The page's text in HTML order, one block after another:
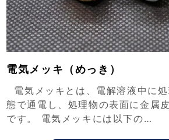
電気メッキ（めっき）
電気メッキとは、電解溶液中に
態で通電し、処理物の表面に金属
です。 電気メッキには以下の…